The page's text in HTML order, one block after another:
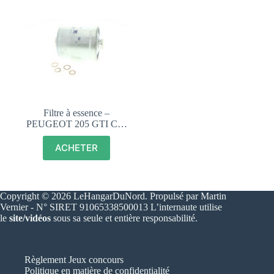
Filtre à essence –
PEUGEOT 205 GTI CTI
1.6 1.9 – 156710
ACHETER
Copyright © 2026 LeHangarDuNord. Propulsé par Martin
Vernier - N° SIRET 91065338500013 L’internaute utilise
le site/vidéos sous sa seule et entière responsabilité.
Règlement Jeux concours
Politique en matière de confidentialité